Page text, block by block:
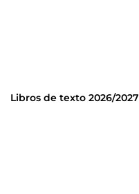
Libros de texto 2026/2027